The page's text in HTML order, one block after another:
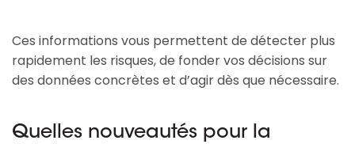
Ces informations vous permettent de détecter plus
rapidement les risques, de fonder vos décisions sur
des données concrètes et d’agir dès que nécessaire.
Quelles nouveautés pour la